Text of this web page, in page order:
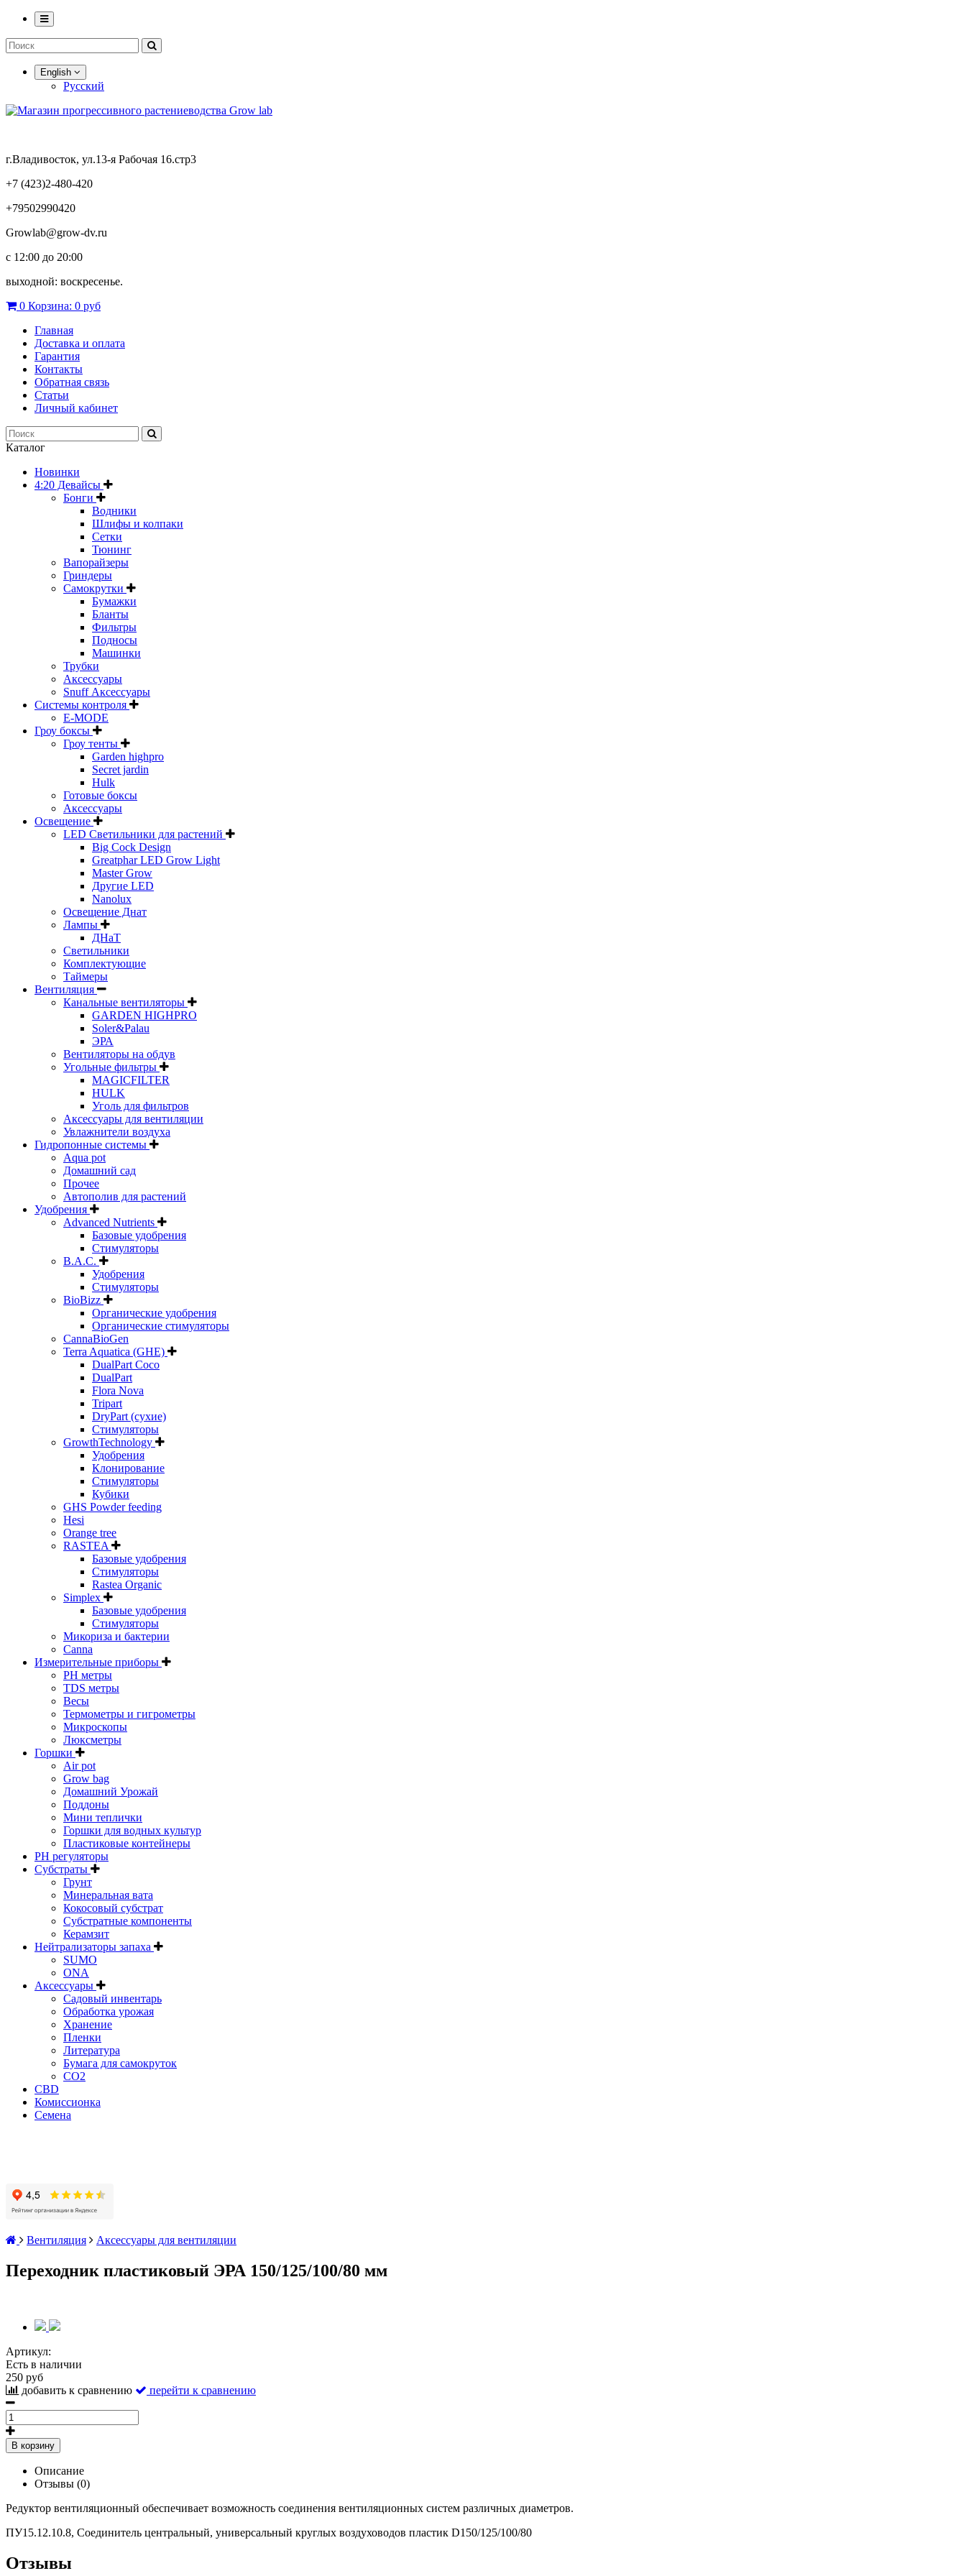
English
Русский
г.Владивосток, ул.13-я Рабочая 16.стр3
+7 (423)2-480-420
+79502990420
Growlab@grow-dv.ru
c 12:00 до 20:00
выходной: воскресенье.
0 Корзина: 0 руб
Главная
Доставка и оплата
Гарантия
Контакты
Обратная связь
Статьи
Личный кабинет
Каталог
Новинки
4:20 Девайсы
Бонги
Водники
Шлифы и колпаки
Сетки
Тюнинг
Вапорайзеры
Гриндеры
Самокрутки
Бумажки
Бланты
Фильтры
Подносы
Машинки
Трубки
Аксессуары
Snuff Аксессуары
Системы контроля
E-MODE
Гроу боксы
Гроу тенты
Garden highpro
Secret jardin
Hulk
Готовые боксы
Аксессуары
Освещение
LED Светильники для растений
Big Cock Design
Greatphar LED Grow Light
Master Grow
Другие LED
Nanolux
Освещение Днат
Лампы
ДНаТ
Светильники
Комплектующие
Таймеры
Вентиляция
Канальные вентиляторы
GARDEN HIGHPRO
Soler&Palau
ЭРА
Вентиляторы на обдув
Угольные фильтры
MAGICFILTER
HULK
Уголь для фильтров
Аксессуары для вентиляции
Увлажнители воздуха
Гидропонные системы
Aqua pot
Домашний сад
Прочее
Автополив для растений
Удобрения
Advanced Nutrients
Базовые удобрения
Стимуляторы
B.A.C.
Удобрения
Стимуляторы
BioBizz
Органические удобрения
Органические стимуляторы
CannaBioGen
Terra Aquatica (GHE)
DualPart Coco
DualPart
Flora Nova
Tripart
DryPart (сухие)
Стимуляторы
GrowthTechnology
Удобрения
Клонирование
Стимуляторы
Кубики
GHS Powder feeding
Hesi
Orange tree
RASTEA
Базовые удобрения
Стимуляторы
Rastea Organic
Simplex
Базовые удобрения
Стимуляторы
Микориза и бактерии
Canna
Измерительные приборы
PH метры
TDS метры
Весы
Термометры и гигрометры
Микроскопы
Люксметры
Горшки
Air pot
Grow bag
Домашний Урожай
Поддоны
Мини теплички
Горшки для водных культур
Пластиковые контейнеры
PH регуляторы
Субстраты
Грунт
Минеральная вата
Кокосовый субстрат
Субстратные компоненты
Керамзит
Нейтрализаторы запаха
SUMO
ONA
Аксессуары
Садовый инвентарь
Обработка урожая
Хранение
Пленки
Литература
Бумага для самокруток
CO2
CBD
Комисcионка
Семена
Вентиляция Аксессуары для вентиляции
Переходник пластиковый ЭРА 150/125/100/80 мм
Артикул:
Есть в наличии
250 руб
добавить к сравнению
перейти к сравнению
В корзину
Описание
Отзывы (0)
Редуктор вентиляционный обеспечивает возможность соединения вентиляционных систем различных диаметров.
ПУ15.12.10.8, Соединитель центральный, универсальный круглых воздуховодов пластик D150/125/100/80
Отзывы